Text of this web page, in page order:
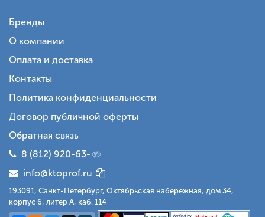
Бренды
О компании
Оплата и доставка
Контакты
Политика конфиденциальности
Договор публичной оферты
Обратная связь
8 (812) 920-63-
info@ktoprof.ru
193091, Санкт-Петербург, Октябрьская набережная, дом 34,
корпус 6, литер А, каб. 114